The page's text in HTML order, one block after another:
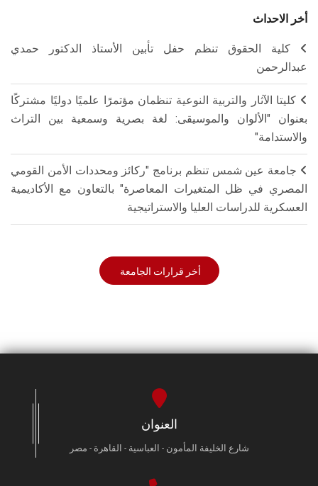
أخر الاحداث
كلية الحقوق تنظم حفل تأبين الأستاذ الدكتور حمدي
عبدالرحمن
كليتا الآثار والتربية النوعية تنظمان مؤتمرًا علميًا دوليًا مشتركًا
بعنوان "الألوان والموسيقى: لغة بصرية وسمعية بين التراث
والاستدامة"
جامعة عين شمس تنظم برنامج "ركائز ومحددات الأمن القومي
المصري في ظل المتغيرات المعاصرة" بالتعاون مع الأكاديمية
العسكرية للدراسات العليا والاستراتيجية
أخر قرارات الجامعة
العنوان
شارع الخليفة المأمون - العباسية - القاهرة - مصر